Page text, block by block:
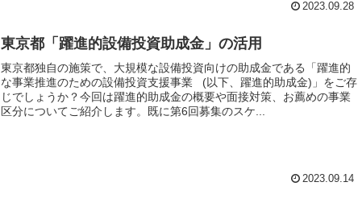
2023.09.28
東京都「躍進的設備投資助成金」の活用
東京都独自の施策で、大規模な設備投資向けの助成金である「躍進的
な事業推進のための設備投資支援事業 (以下、躍進的助成金)」をご存
じでしょうか？今回は躍進的助成金の概要や面接対策、お薦めの事業
区分についてご紹介します。既に第6回募集のスケ...
2023.09.14